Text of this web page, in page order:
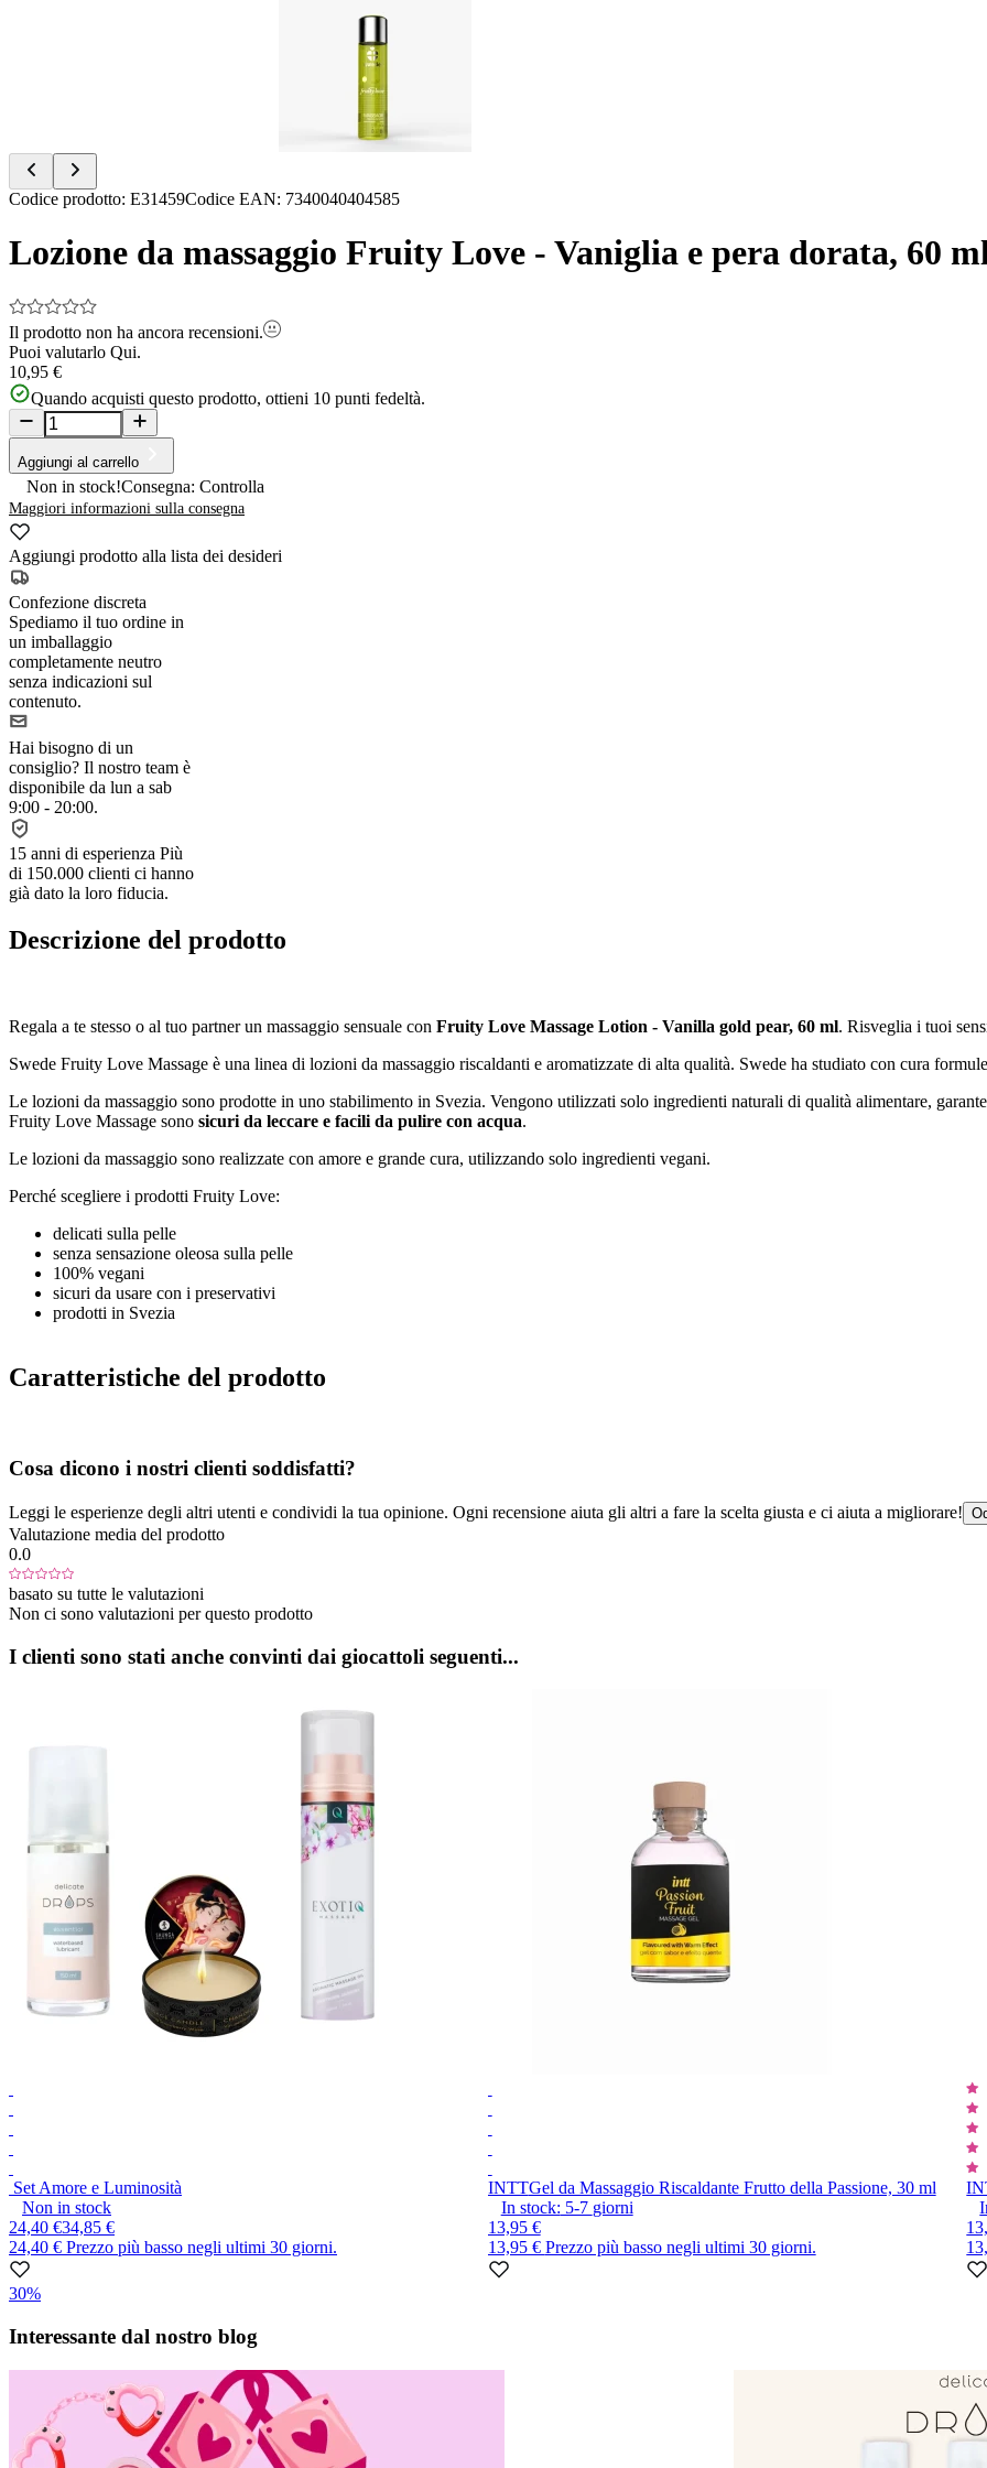
Item
of
Codice prodotto: E31459Codice EAN: 7340040404585
Lozione da massaggio Fruity Love - Vaniglia e pera dorata, 60
Il prodotto non ha ancora recensioni.
Puoi valutarlo Qui.
10,95 €
Quando acquisti questo prodotto, ottieni 10 punti fedeltà.
Aggiungi al carrello
Non in stock!Consegna: Controlla
Maggiori informazioni sulla consegna
Aggiungi prodotto alla lista dei desideri
Confezione discreta
Spediamo il tuo ordine in
un imballaggio
completamente neutro
senza indicazioni sul
contenuto.
Hai bisogno di un
consiglio? Il nostro team è
disponibile da lun a sab
9:00 - 20:00.
15 anni di esperienza Più
di 150.000 clienti ci hanno
già dato la loro fiducia.
Descrizione del prodotto
Regala a te stesso o al tuo partner un massaggio sensuale con Fruity Love Massage Lotion - Vanilla gold pear, 60 ml. Risveglia i tuoi
Swede Fruity Love Massage è una linea di lozioni da massaggio riscaldanti e aromatizzate di alta qualità. Swede ha studiato con cura
Le lozioni da massaggio sono prodotte in uno stabilimento in Svezia. Vengono utilizzati solo ingredienti naturali di qualità alimentare,
Fruity Love Massage sono sicuri da leccare e facili da pulire con acqua.
Le lozioni da massaggio sono realizzate con amore e grande cura, utilizzando solo ingredienti vegani.
Perché scegliere i prodotti Fruity Love:
delicati sulla pelle
senza sensazione oleosa sulla pelle
100% vegani
sicuri da usare con i preservativi
prodotti in Svezia
Caratteristiche del prodotto
Cosa dicono i nostri clienti soddisfatti?
Leggi le esperienze degli altri utenti e condividi la tua opinione. Ogni recensione aiuta gli altri a fare la scelta giusta e ci aiuta a migliorare!
Valutazione media del prodotto
0.0
basato su tutte le valutazioni
Non ci sono valutazioni per questo prodotto
I clienti sono stati anche convinti dai giocattoli seguenti...
Set Amore e Luminosità
Non in stock
24,40 €34,85 €
24,40 € Prezzo più basso negli ultimi 30 giorni.
30%
INTTGel da Massaggio Riscaldante Frutto della Passione, 30 ml
In stock: 5-7 giorni
13,95 €
13,95 € Prezzo più basso negli ultimi 30 giorni.
1
10
Interessante dal nostro blog